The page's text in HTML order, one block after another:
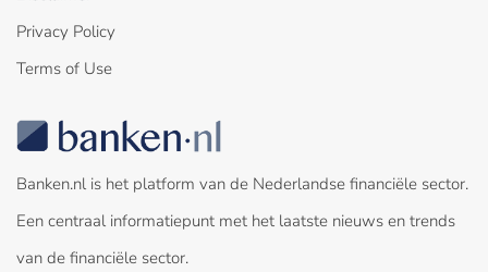
Privacy Policy
Terms of Use
Banken.nl is het platform van de Nederlandse financiële sector.
Een centraal informatiepunt met het laatste nieuws en trends
van de financiële sector.